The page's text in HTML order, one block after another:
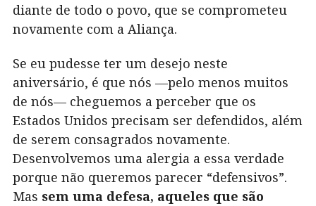
diante de todo o povo, que se comprometeu
novamente com a Aliança.
Se eu pudesse ter um desejo neste
aniversário, é que nós —pelo menos muitos
de nós— cheguemos a perceber que os
Estados Unidos precisam ser defendidos, além
de serem consagrados novamente.
Desenvolvemos uma alergia a essa verdade
porque não queremos parecer “defensivos”.
Mas sem uma defesa, aqueles que são